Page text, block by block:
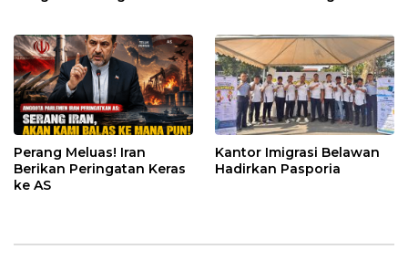
Perang Meluas! Iran
Berikan Peringatan Keras
ke AS
Kantor Imigrasi Belawan
Hadirkan Pasporia